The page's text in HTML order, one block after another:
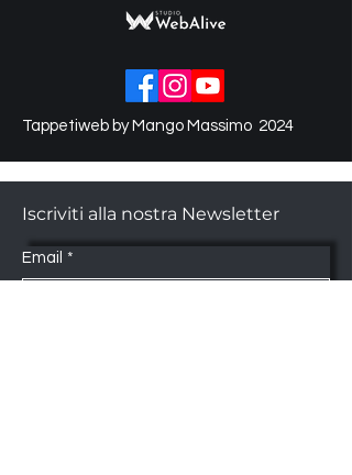
Tappetiweb by Mango Massimo 2024
Iscriviti alla nostra Newsletter
Email *